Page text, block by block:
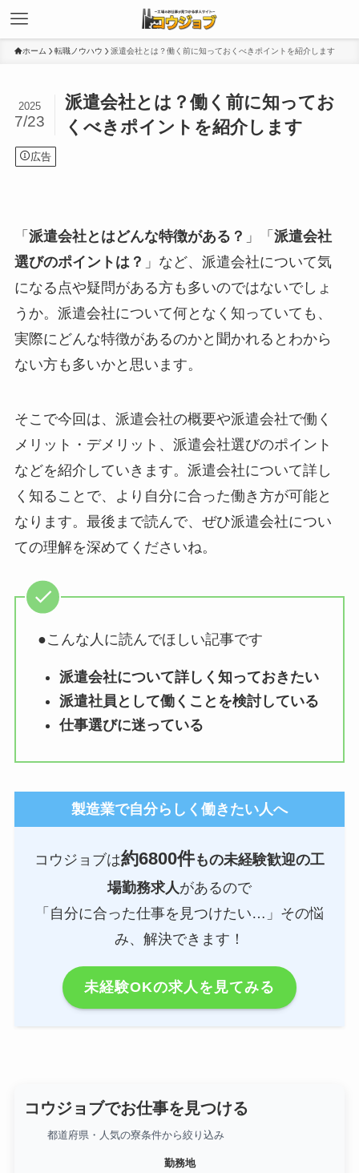
ホーム 転職ノウハウ 派遣会社とは？働く前に知っておくべきポイントを紹介します
派遣会社とは？働く前に知ってお
くべきポイントを紹介します
2025
7/23
広告
「 派遣会社とはどんな特徴がある？ 」「 派遣会社
選びのポイントは？ 」など、派遣会社について気
になる点や疑問がある方も多いのではないでしょ
うか。派遣会社について何となく知っていても、
実際にどんな特徴があるのかと聞かれるとわから
ない方も多いかと思います。
そこで今回は、派遣会社の概要や派遣会社で働く
メリット・デメリット、派遣会社選びのポイント
などを紹介していきます。派遣会社について詳し
く知ることで、より自分に合った働き方が可能と
なります。最後まで読んで、ぜひ派遣会社につい
ての理解を深めてくださいね。
●こんな人に読んでほしい記事です
派遣会社について詳しく知っておきたい
派遣社員として働くことを検討している
仕事選びに迷っている
製造業で自分らしく働きたい人へ
コウジョブは約6800件もの未経験歓迎の工
場勤務求人 があるので
「自分に合った仕事を見つけたい…」その悩
み、解決できます！
未経験OKの求人を見てみる
コウジョブでお仕事を見つける
都道府県・人気の寮条件から絞り込み
勤務地